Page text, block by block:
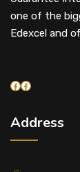
one of the
Edexcel and
Facebook
Facebook
Address